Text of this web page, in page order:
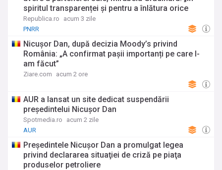
spiritul transparenței și pentru a înlătura orice
speculații”. Ce bunuri și venituri apar în documente
Republica.ro
acum 3 zile
PNRR
Nicușor Dan, după decizia Moody’s privind
România: „A confirmat pașii importanți pe care I-
am făcut”
Ziare.com acum 2 ore
AUR a lansat un site dedicat suspendării
președintelui Nicușor Dan
Spotmedia.ro
acum 2 zile
AUR
Președintele Nicuşor Dan a promulgat legea
privind declararea situaţiei de criză pe piaţa
produselor petroliere